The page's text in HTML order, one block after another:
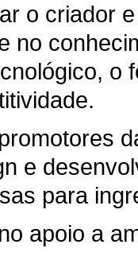
o criador
no
o
e
para
apoio a